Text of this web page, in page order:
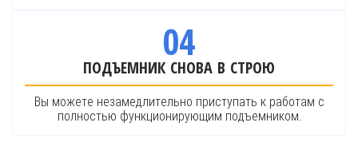
04
ПОДЪЕМНИК СНОВА В СТРОЮ
Вы можете незамедлительно приступать к работам с
полностью функционирующим подъемником.